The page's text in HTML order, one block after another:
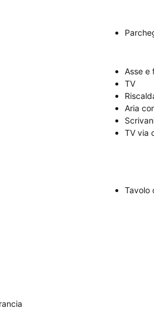
Asse e
TV
Aria
TV via
Tavolo